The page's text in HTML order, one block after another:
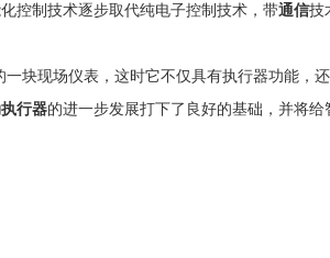
控制技术逐步取代纯电子控制技术，带通信技
块现场仪表，这时它不仅具有执行器功能，
行器的进一步发展打下了良好的基础，并将给